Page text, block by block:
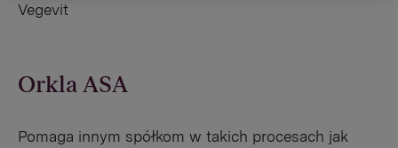
Vegevit
Orkla ASA
Pomaga innym spółkom w takich procesach jak